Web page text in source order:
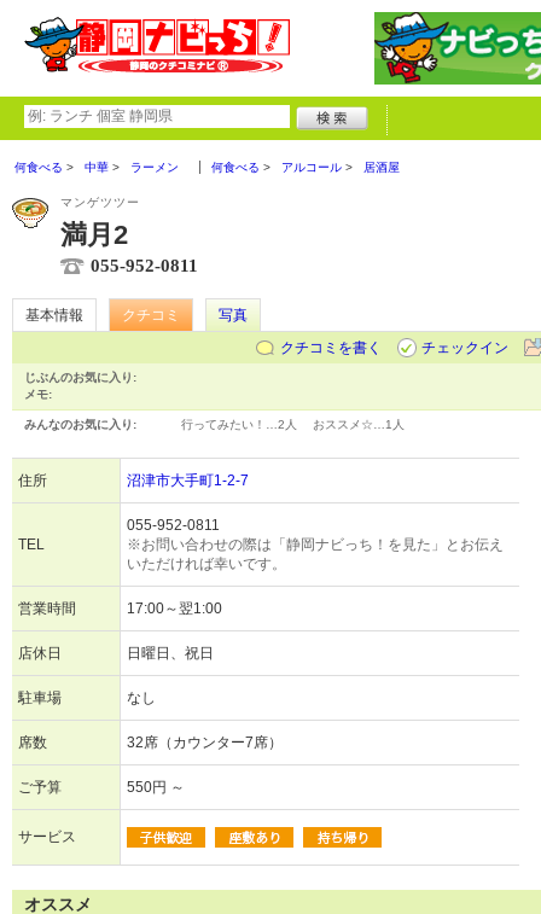
何食べる 中華 ラーメン 何食べる アルコール 居酒屋
マンゲツツー
満月2
055-952-0811
基本情報 クチコミ
写真
クチコミを書く
チェックイン
じぶんのお気に入り:
メモ:
みんなのお気に入り: 行ってみたい！… 2人 おススメ☆… 1人
住所 沼津市大手町1-2-7
TEL
055-952-0811
※お問い合わせの際は「静岡ナビっち！を見た」とお伝え
いただければ幸いです。
営業時間 17:00～翌1:00
店休日 日曜日、祝日
駐車場 なし
席数 32席（カウンター7席）
ご予算 550円 ～
サービス
オススメ